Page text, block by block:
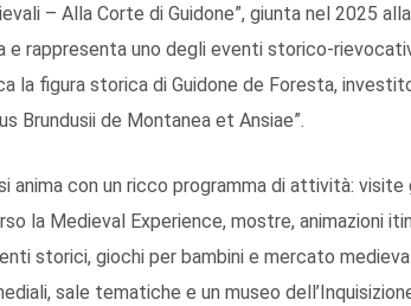
– Alla Corte di Guidone”, giunta nel 2025
e rappresenta uno degli eventi storico-
la figura storica di Guidone de Foresta,
Brundusii de Montanea et Ansiae”.
anima con un ricco programma di attività:
la Medieval Experience, mostre, animazioni
storici, giochi per bambini e mercato
sale tematiche e un museo